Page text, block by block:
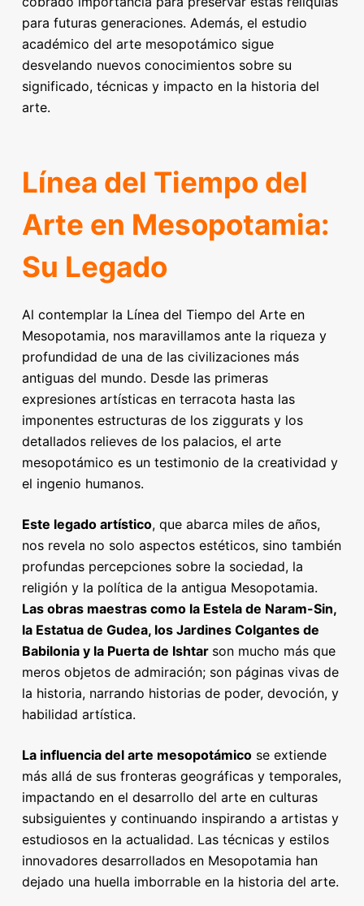
para futuras generaciones. Además, el estudio
académico del arte mesopotámico sigue
desvelando nuevos conocimientos sobre su
significado, técnicas y impacto en la historia del
arte.
Línea del Tiempo del
Arte en Mesopotamia:
Su Legado
Al contemplar la Línea del Tiempo del Arte en
Mesopotamia, nos maravillamos ante la riqueza y
profundidad de una de las civilizaciones más
antiguas del mundo. Desde las primeras
expresiones artísticas en terracota hasta las
imponentes estructuras de los ziggurats y los
detallados relieves de los palacios, el arte
mesopotámico es un testimonio de la creatividad y
el ingenio humanos.
Este legado artístico, que abarca miles de años,
nos revela no solo aspectos estéticos, sino también
profundas percepciones sobre la sociedad, la
religión y la política de la antigua Mesopotamia.
Las obras maestras como la Estela de Naram-Sin,
la Estatua de Gudea, los Jardines Colgantes de
Babilonia y la Puerta de Ishtar son mucho más que
meros objetos de admiración; son páginas vivas de
la historia, narrando historias de poder, devoción, y
habilidad artística.
La influencia del arte mesopotámicose extiende
más allá de sus fronteras geográficas y temporales,
impactando en el desarrollo del arte en culturas
subsiguientes y continuando inspirando a artistas y
estudiosos en la actualidad. Las técnicas y estilos
innovadores desarrollados en Mesopotamia han
dejado una huella imborrable en la historia del arte.